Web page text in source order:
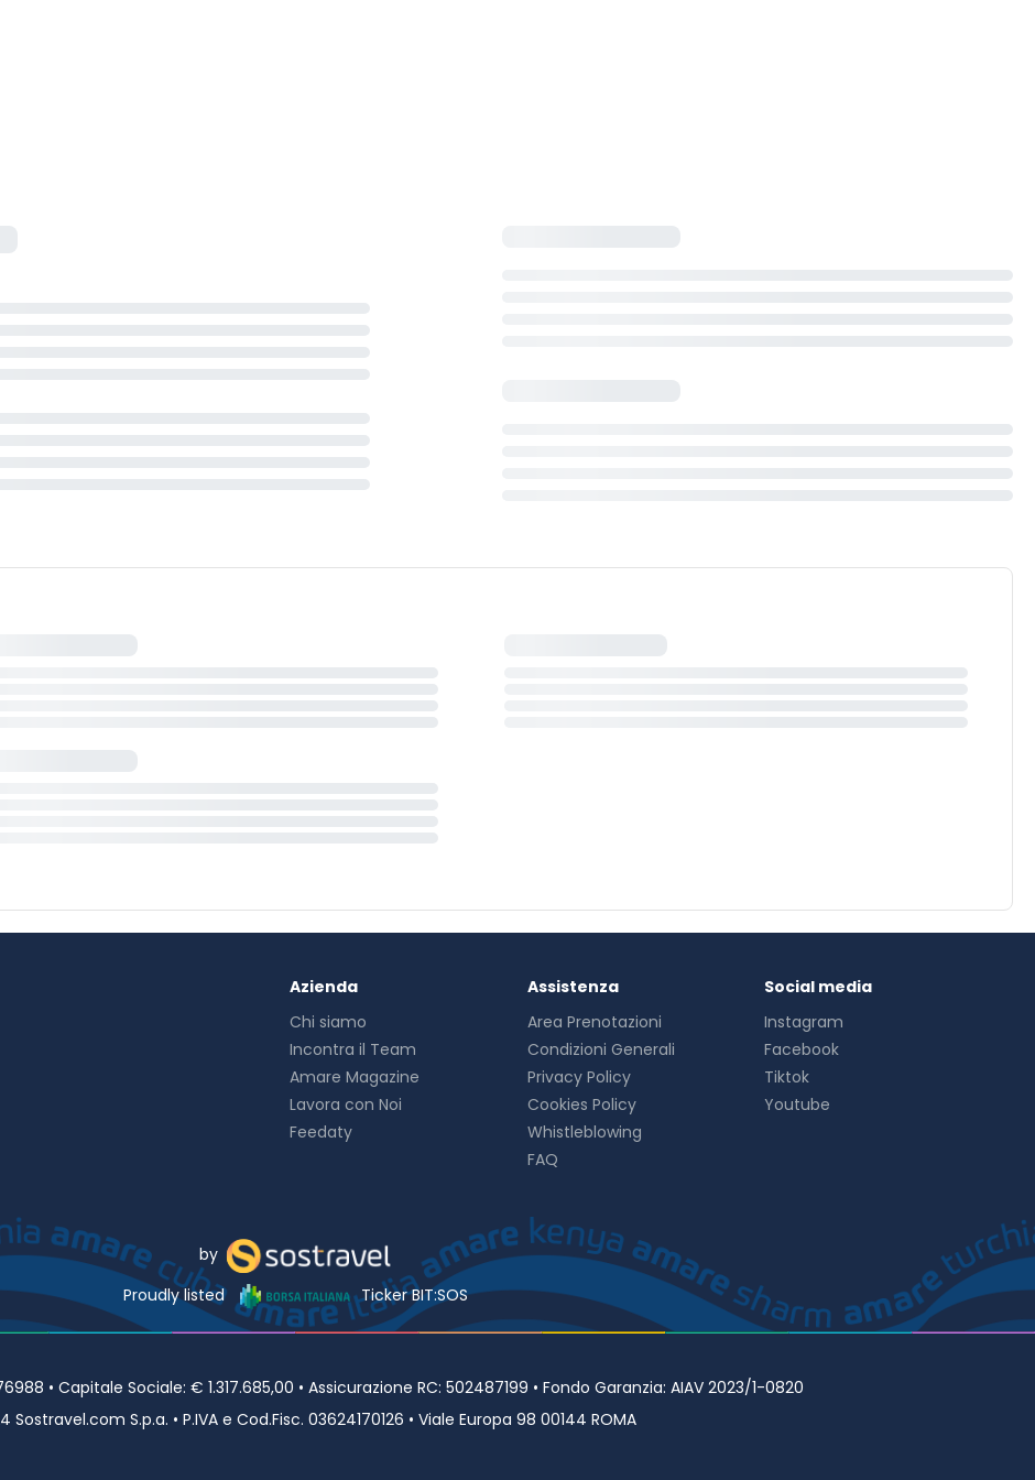
Azienda
Chi siamo
Incontra il Team
Amare Magazine
Lavora con Noi
Feedaty
Assistenza
Area Prenotazioni
Condizioni Generali
Privacy Policy
Cookies Policy
Whistleblowing
FAQ
Social media
Instagram
Facebook
Tiktok
Youtube
by
Proudly listed
Ticker BIT:SOS
• Capitale Sociale: € 1.317.685,00 • Assicurazione RC: 502487199 • Fondo Garanzia: AIAV 2023/1-0820
Sostravel.com S.p.a. • P.IVA e Cod.Fisc. 03624170126 • Viale Europa 98 00144 ROMA